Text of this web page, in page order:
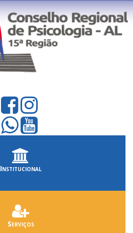
Institucional
Serviços